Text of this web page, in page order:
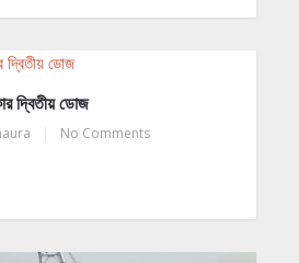
দ্বিতীয় ডোজ
No Comments